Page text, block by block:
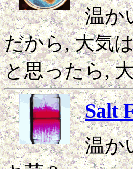
温か
だから, 大気
と思ったら,
Salt
温か